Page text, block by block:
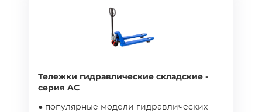
Тележки гидравлические складские -
серия AC
● популярные модели гидравлических